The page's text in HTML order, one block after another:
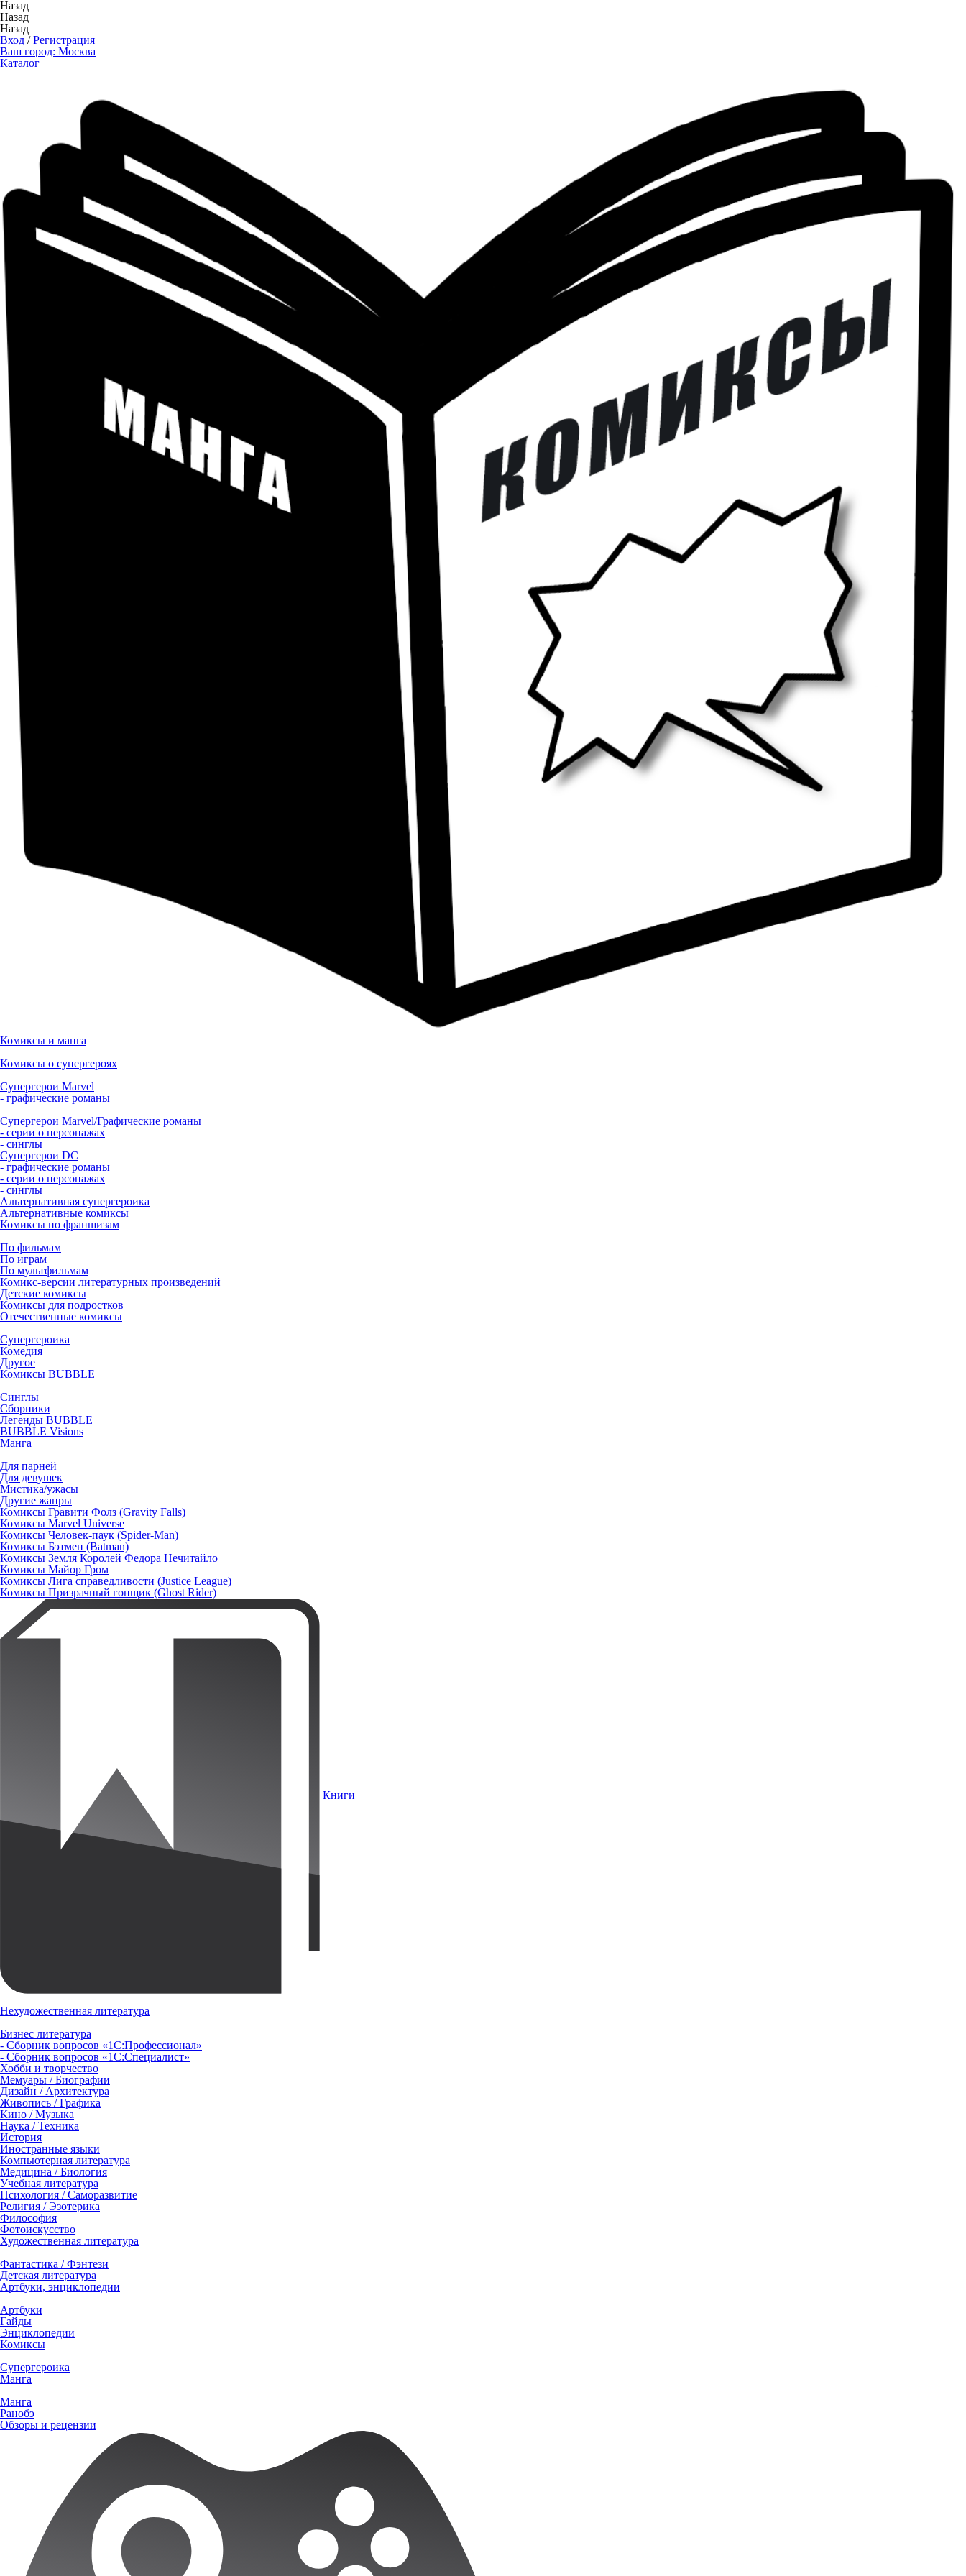
Назад
Назад
Назад
Вход /Регистрация
Ваш город: Москва
Каталог
Комиксы и манга
Комиксы о супергероях
Супергерои Marvel
- графические романы
Супергерои Marvel/Графические романы
- серии о персонажах
- синглы
Супергерои DC
- графические романы
- серии о персонажах
- синглы
Альтернативная супергероика
Альтернативные комиксы
Комиксы по франшизам
По фильмам
По играм
По мультфильмам
Комикс-версии литературных произведений
Детские комиксы
Комиксы для подростков
Отечественные комиксы
Супергероика
Комедия
Другое
Комиксы BUBBLE
Синглы
Сборники
Легенды BUBBLE
BUBBLE Visions
Манга
Для парней
Для девушек
Мистика/ужасы
Другие жанры
Комиксы Гравити Фолз (Gravity Falls)
Комиксы Marvel Universe
Комиксы Человек-паук (Spider-Man)
Комиксы Бэтмен (Batman)
Комиксы Земля Королей Федора Нечитайло
Комиксы Майор Гром
Комиксы Лига справедливости (Justice League)
Комиксы Призрачный гонщик (Ghost Rider)
Книги
Нехудожественная литература
Бизнес литература
- Сборник вопросов «1С:Профессионал»
- Сборник вопросов «1С:Специалист»
Хобби и творчество
Мемуары / Биографии
Дизайн / Архитектура
Живопись / Графика
Кино / Музыка
Наука / Техника
История
Иностранные языки
Компьютерная литература
Медицина / Биология
Учебная литература
Психология / Саморазвитие
Религия / Эзотерика
Философия
Фотоискусство
Художественная литература
Фантастика / Фэнтези
Детская литература
Артбуки, энциклопедии
Артбуки
Гайды
Энциклопедии
Комиксы
Супергероика
Манга
Манга
Ранобэ
Обзоры и рецензии